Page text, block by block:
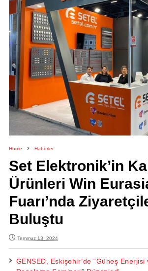
Home Haberler
Set Elektronik’in
Ürünleri Win
Fuarı’nda
Buluştu
Temmuz 13, 2024
GENSED, Eskişehir’de “Güneş Enerjisi